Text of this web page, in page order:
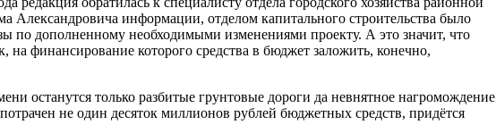
информации, отделом капитального строительства было
по дополненному необходимыми изменениями проекту. А это значит, что
на финансирование которого средства в бюджет заложить, конечно,
останутся только разбитые грунтовые дороги да невнятное нагромождение
не один десяток миллионов рублей бюджетных средств, придётся